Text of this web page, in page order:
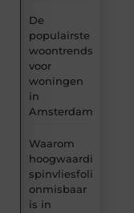
De
populairste
woontrends
voor
woningen
in
Amsterdam
Waarom
hoogwaardige
spinvliesfolie
onmisbaar
is in